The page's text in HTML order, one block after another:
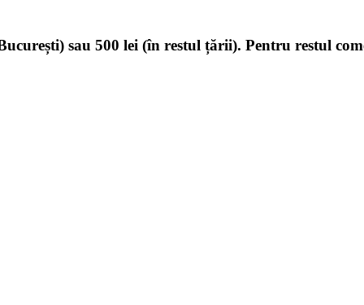
sau 500 lei (în restul țării). Pentru restul